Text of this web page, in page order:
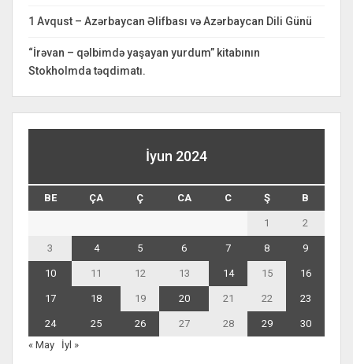
1 Avqust – Azərbaycan Əlifbası və Azərbaycan Dili Günü
“İrəvan – qəlbimdə yaşayan yurdum” kitabının
Stokholmda təqdimatı.
İyun 2024
BE ÇA Ç CA C Ş B
1 2
3 4 5 6 7 8 9
10 11 12 13 14 15 16
17 18 19 20 21 22 23
24 25 26 27 28 29
30
« May
İyl »